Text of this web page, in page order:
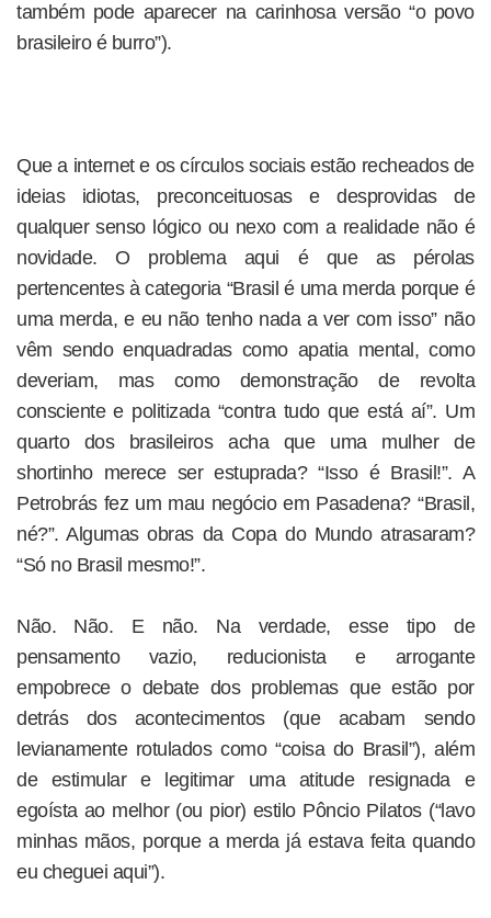
também pode aparecer na carinhosa versão “o povo
brasileiro é burro”).
Que a internet e os círculos sociais estão recheados de
ideias idiotas, preconceituosas e desprovidas de
qualquer senso lógico ou nexo com a realidade não é
novidade. O problema aqui é que as pérolas
pertencentes à categoria “Brasil é uma merda porque é
uma merda, e eu não tenho nada a ver com isso” não
vêm sendo enquadradas como apatia mental, como
deveriam, mas como demonstração de revolta
consciente e politizada “contra tudo que está aí”. Um
quarto dos brasileiros acha que uma mulher de
shortinho merece ser estuprada? “Isso é Brasil!”. A
Petrobrás fez um mau negócio em Pasadena? “Brasil,
né?”. Algumas obras da Copa do Mundo atrasaram?
“Só no Brasil mesmo!”.
Não. Não. E não. Na verdade, esse tipo de
pensamento vazio, reducionista e arrogante
empobrece o debate dos problemas que estão por
detrás dos acontecimentos (que acabam sendo
levianamente rotulados como “coisa do Brasil”), além
de estimular e legitimar uma atitude resignada e
egoísta ao melhor (ou pior) estilo Pôncio Pilatos (“lavo
minhas mãos, porque a merda já estava feita quando
eu cheguei aqui”).